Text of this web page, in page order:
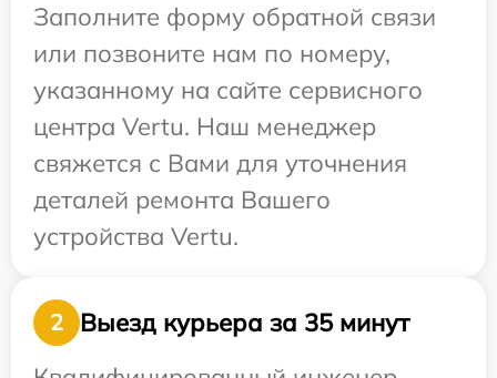
Заполните форму обратной связи
или позвоните нам по номеру,
указанному на сайте сервисного
центра Vertu. Наш менеджер
свяжется с Вами для уточнения
деталей ремонта Вашего
устройства Vertu.
2
Выезд курьера за 35 минут